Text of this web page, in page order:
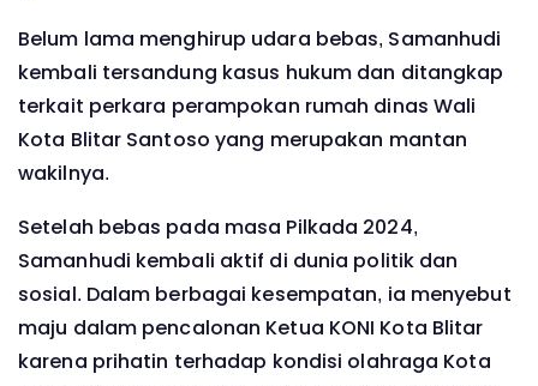
Belum lama menghirup udara bebas, Samanhudi
kembali tersandung kasus hukum dan ditangkap
terkait perkara perampokan rumah dinas Wali
Kota Blitar Santoso yang merupakan mantan
wakilnya.
Setelah bebas pada masa Pilkada 2024,
Samanhudi kembali aktif di dunia politik dan
sosial. Dalam berbagai kesempatan, ia menyebut
maju dalam pencalonan Ketua KONI Kota Blitar
karena prihatin terhadap kondisi olahraga Kota